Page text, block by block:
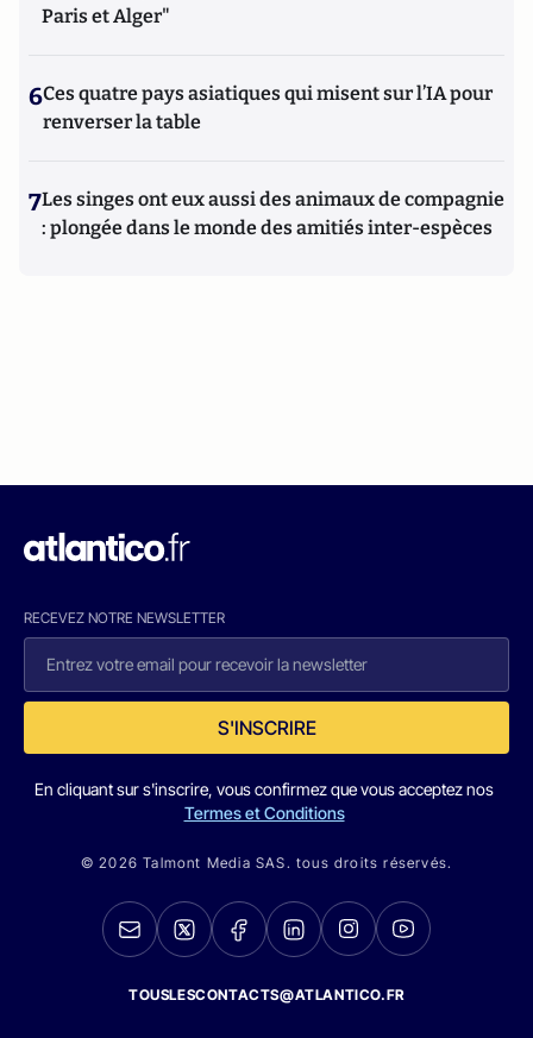
Paris et Alger"
6Ces quatre pays asiatiques qui misent sur l’IA pour
renverser la table
7Les singes ont eux aussi des animaux de compagnie
: plongée dans le monde des amitiés inter-espèces
RECEVEZ NOTRE NEWSLETTER
S'INSCRIRE
En cliquant sur s'inscrire, vous confirmez que vous acceptez nos
Termes et Conditions
© 2026 Talmont Media SAS. tous droits réservés.
TOUSLESCONTACTS@ATLANTICO.FR